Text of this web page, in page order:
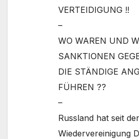
VERTEIDIGUNG !!
–
WO WAREN UND
SANKTIONEN
DIE STÄNDIGE
FÜHREN ??
–
Russland hat seit der
Wiedervereinigung